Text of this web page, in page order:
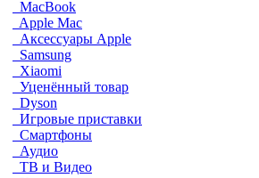
MacBook
Apple Mac
Аксессуары Apple
Samsung
Xiaomi
Уценённый товар
Dyson
Игровые приставки
Смартфоны
Аудио
ТВ и Видео